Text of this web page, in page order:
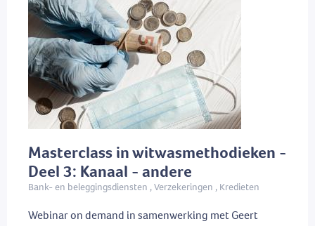
Masterclass in witwasmethodieken -
Deel 3: Kanaal - andere
Bank- en beleggingsdiensten , Verzekeringen , Kredieten
Webinar on demand in samenwerking met Geert